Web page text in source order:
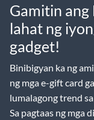
Gamitin
lahat ng
gadget!
Binibigyan ka ng
ng mga e-gift card
lumalagong trend
Sa pagtaas ng mga